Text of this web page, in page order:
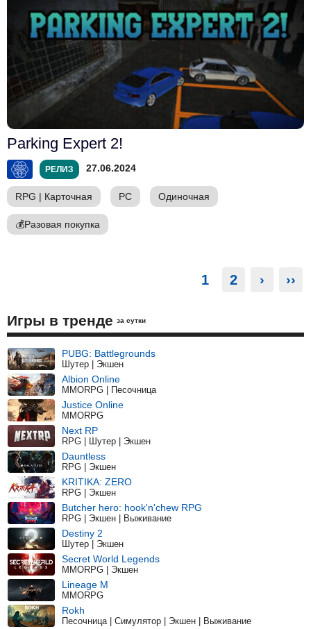
Parking Expert 2!
РЕЛИЗ 27.06.2024
RPG | Карточная PC Одиночная
💰Разовая покупка
1 2 › ››
Игры в тренде за сутки
PUBG: Battlegrounds
Шутер | Экшен
Albion Online
MMORPG | Песочница
Justice Online
MMORPG
Next RP
RPG | Шутер | Экшен
Dauntless
RPG | Экшен
KRITIKA: ZERO
RPG | Экшен
Butcher hero: hook'n'chew RPG
RPG | Экшен | Выживание
Destiny 2
Шутер | Экшен
Secret World Legends
MMORPG | Экшен
Lineage M
MMORPG
Rokh
Песочница | Симулятор | Экшен | Выживание